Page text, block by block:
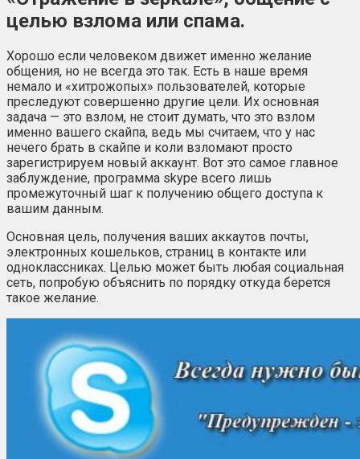
целью взлома или спама.
Хорошо если человеком движет именно желание
общения, но не всегда это так. Есть в наше время
немало и «хитрожопых» пользователей, которые
преследуют совершенно другие цели. Их основная
задача — это взлом, не стоит думать, что это взлом
именно вашего скайпа, ведь мы считаем, что у нас
нечего брать в скайпе и коли взломают просто
зарегистрируем новый аккаунт. Вот это самое главное
заблуждение, программа skype всего лишь
промежуточный шаг к получению общего доступа к
вашим данным.
Основная цель, получения ваших аккаутов почты,
электронных кошельков, страниц в контакте или
одноклассниках. Целью может быть любая социальная
сеть, попробую объяснить по порядку откуда берется
такое желание.